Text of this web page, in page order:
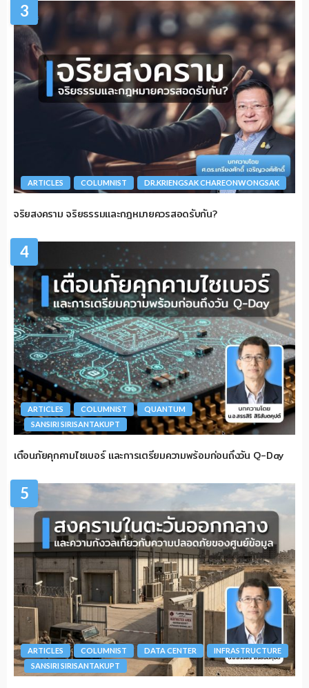
3
ARTICLES COLUMNIST DR.KRIENGSAK CHAREONWONGSAK
จริยสงคราม จริยธรรมและกฎหมายควรสอดรับกัน?
4
ARTICLES COLUMNIST
QUANTUM
SANSIRI SIRISANTAKUPT
เตือนภัยคุกคามไซเบอร์ และการเตรียมความพร้อมก่อนถึงวัน Q-Day
5
ARTICLES COLUMNIST DATA CENTER
INFRASTRUCTURE
SANSIRI SIRISANTAKUPT